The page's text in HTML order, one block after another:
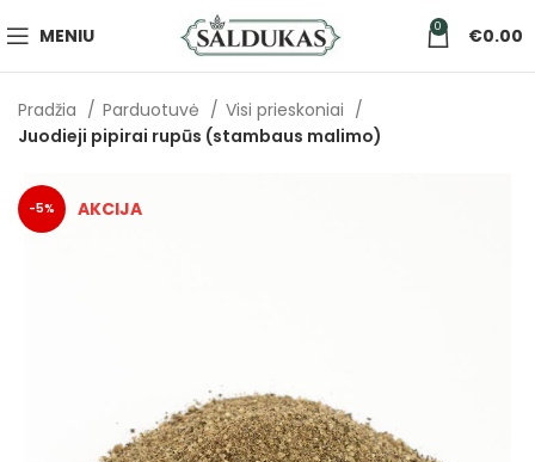
MENIU 0 €0.00
Pradžia Parduotuvė
Visi prieskoniai
Juodieji pipirai rupūs (stambaus malimo)
-5%